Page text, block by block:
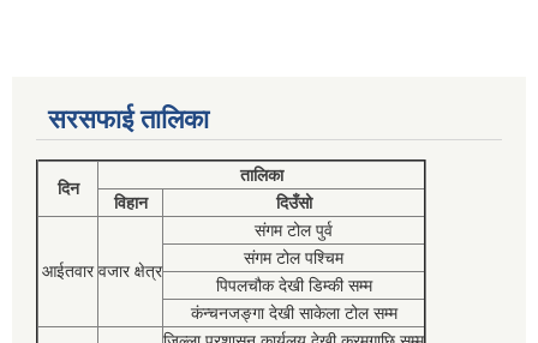
सरसफाई तालिका
दिन
तालिका
विहान
दिउँसो
आईतवार वजार क्षेत्र
संगम टोल पुर्व
संगम टोल पश्चिम
पिपलचौक देखी डिम्की सम्म
कंन्चनजङ्गा देखी साकेला टोल सम्म